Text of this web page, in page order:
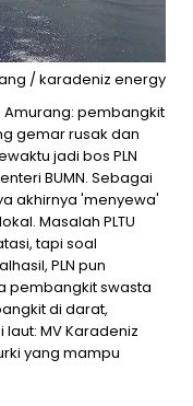
/ karadeniz energy
Amurang: pembangkit
gemar rusak dan
jadi bos PLN
BUMN. Sebagai
akhirnya 'menyewa'
Masalah PLTU
tapi soal
PLN pun
pembangkit swasta
di darat,
MV Karadeniz
yang mampu